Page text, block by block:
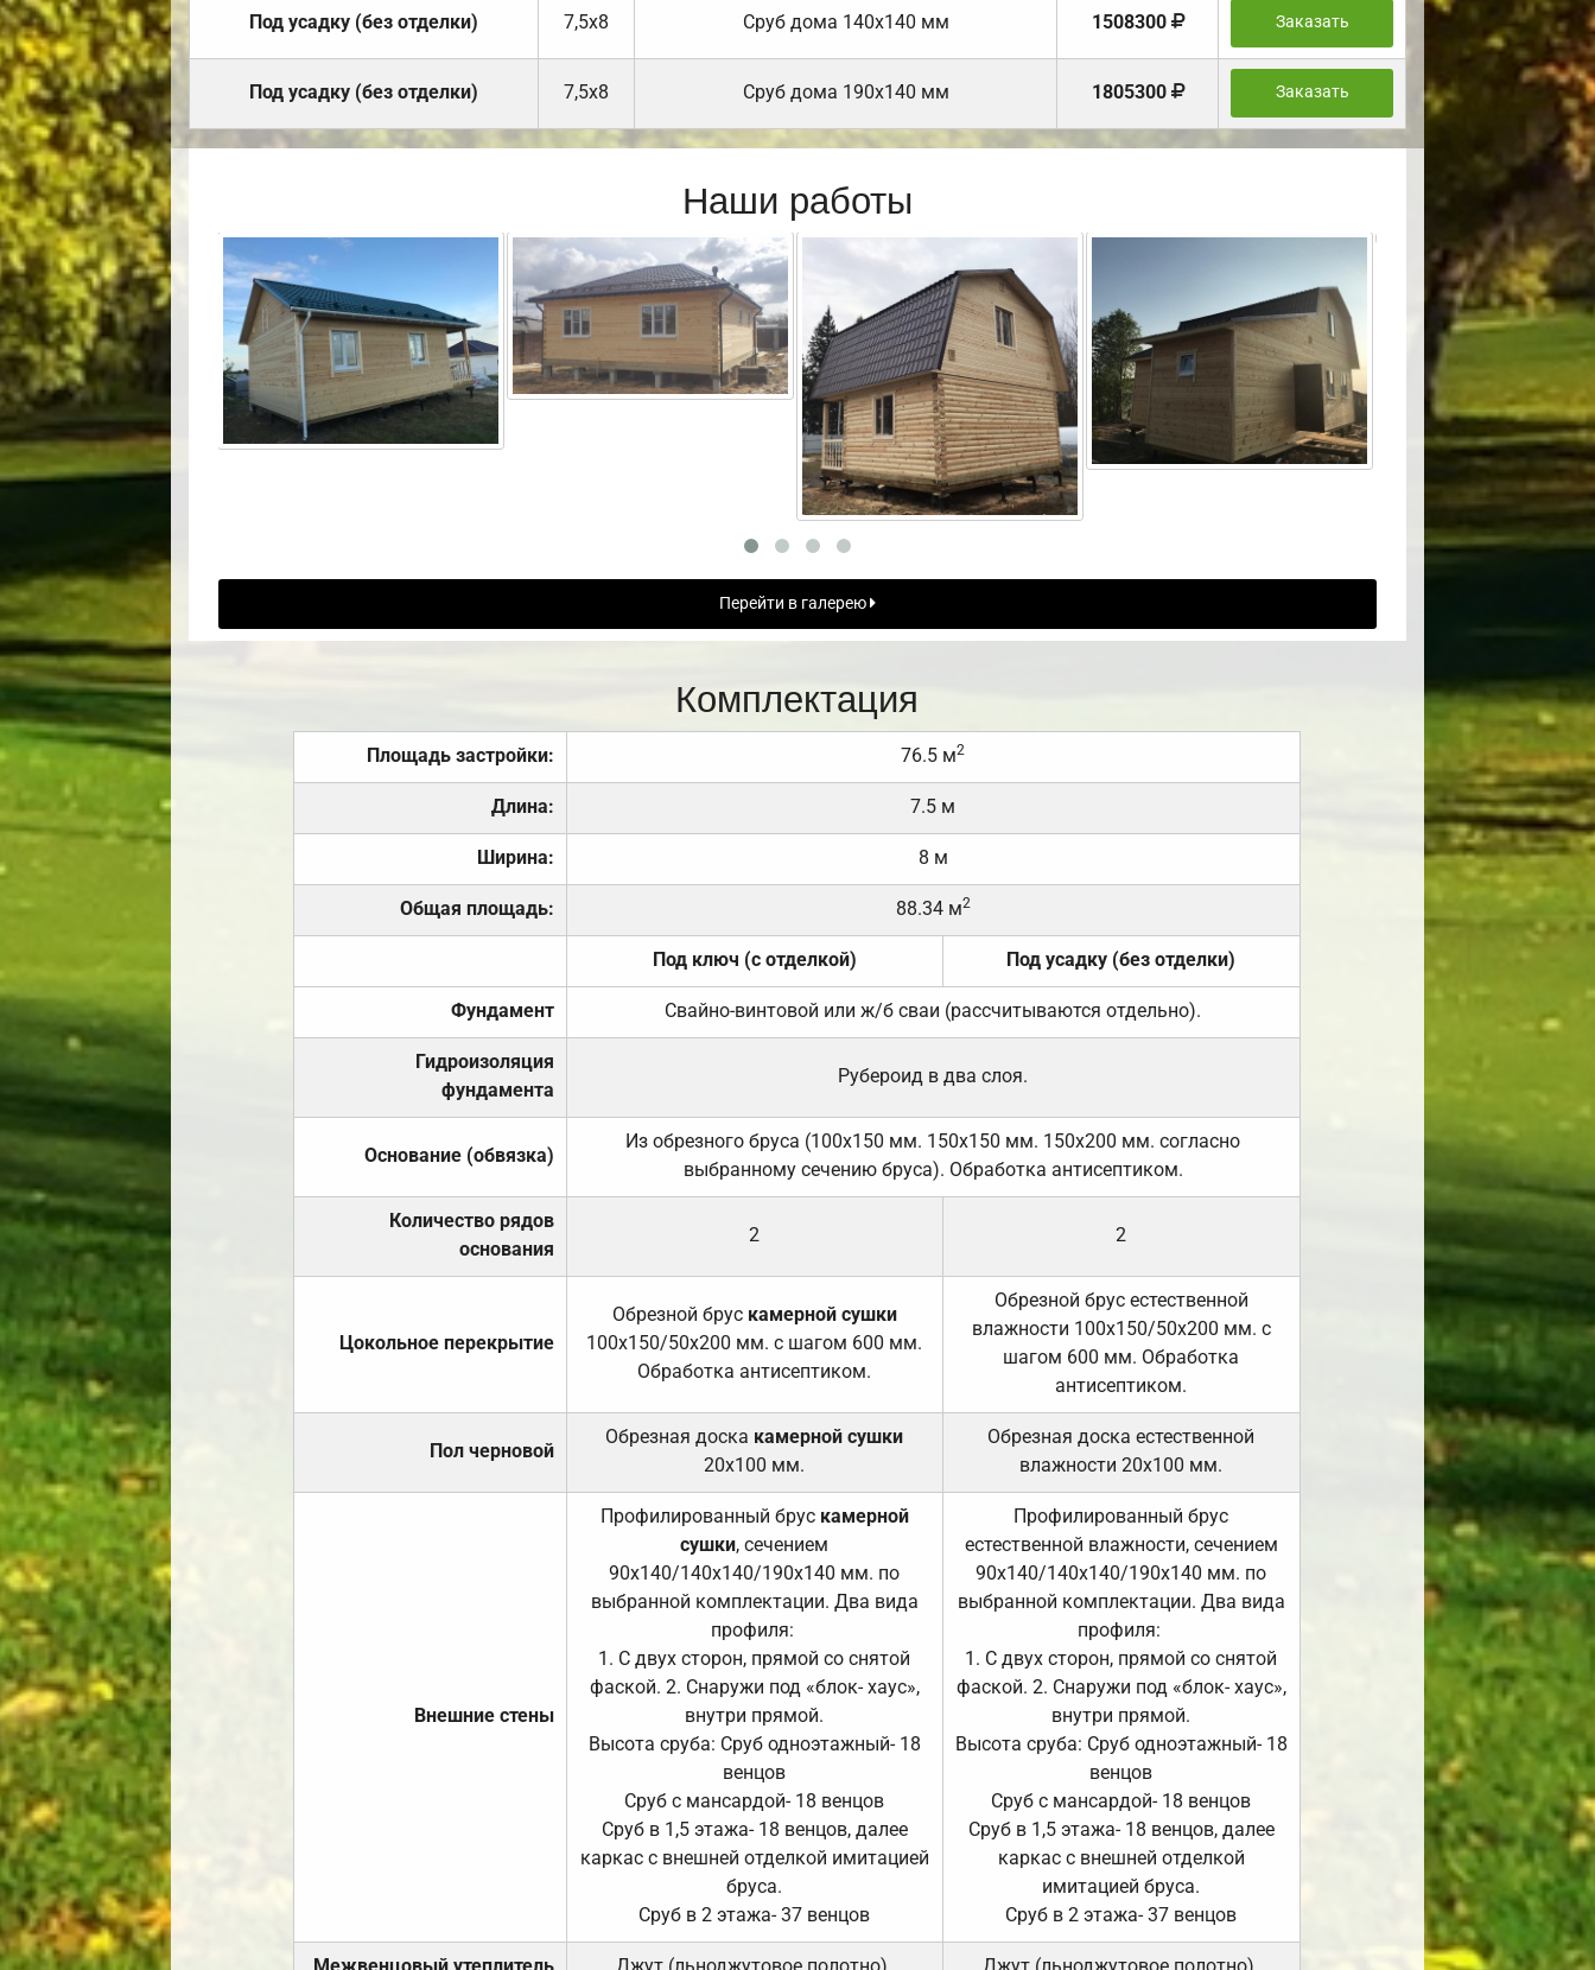
Под усадку (без отделки) 7,5х8 Cруб дома 140х140 мм 1508300 Заказать
Под усадку (без отделки) 7,5х8 Cруб дома 190х140 мм 1805300 Заказать
Наши работы
Перейти в галерею
Комплектация
Площадь застройки: 76.5 м2
Длина: 7.5 м
Ширина: 8 м
Общая площадь: 88.34 м2
Под ключ (с отделкой) Под усадку (без отделки)
Фундамент Свайно-винтовой или ж/б сваи (рассчитываются отдельно).
Гидроизоляция
фундамента
Рубероид в два слоя.
Основание (обвязка)
Из обрезного бруса (100х150 мм. 150х150 мм. 150х200 мм. согласно
выбранному сечению бруса). Обработка антисептиком.
Количество рядов
основания
2 2
Цокольное перекрытие
Обрезной брус камерной сушки
100х150/50х200 мм. с шагом 600 мм.
Обработка антисептиком.
Обрезной брус естественной
влажности 100х150/50х200 мм. с
шагом 600 мм. Обработка
антисептиком.
Пол черновой
Обрезная доска камерной сушки
20х100 мм.
Обрезная доска естественной
влажности 20х100 мм.
Внешние стены
Профилированный брус камерной
сушки, сечением
90х140/140х140/190х140 мм. по
выбранной комплектации. Два вида
профиля:
1. С двух сторон, прямой со снятой
фаской. 2. Снаружи под «блок- хаус»,
внутри прямой.
Высота сруба: Сруб одноэтажный- 18
венцов
Сруб с мансардой- 18 венцов
Сруб в 1,5 этажа- 18 венцов, далее
каркас с внешней отделкой имитацией
бруса.
Сруб в 2 этажа- 37 венцов
Профилированный брус
естественной влажности, сечением
90х140/140х140/190х140 мм. по
выбранной комплектации. Два вида
профиля:
1. С двух сторон, прямой со снятой
фаской. 2. Снаружи под «блок- хаус»,
внутри прямой.
Высота сруба: Сруб одноэтажный- 18
венцов
Сруб с мансардой- 18 венцов
Сруб в 1,5 этажа- 18 венцов, далее
каркас с внешней отделкой
имитацией бруса.
Сруб в 2 этажа- 37 венцов
Межвенцовый утеплитель Джут (льноджутовое полотно). Джут (льноджутовое полотно).